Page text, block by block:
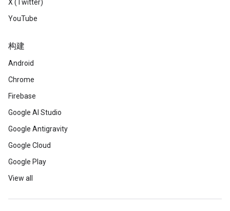
X (Twitter)
YouTube
构建
Android
Chrome
Firebase
Google AI Studio
Google Antigravity
Google Cloud
Google Play
View all